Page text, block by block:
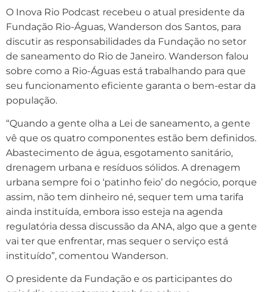
O Inova Rio Podcast recebeu o atual presidente da
Fundação Rio-Águas, Wanderson dos Santos, para
discutir as responsabilidades da Fundação no setor
de saneamento do Rio de Janeiro. Wanderson falou
sobre como a Rio-Águas está trabalhando para que
seu funcionamento eficiente garanta o bem-estar da
população.
“Quando a gente olha a Lei de saneamento, a gente
vê que os quatro componentes estão bem definidos.
Abastecimento de água, esgotamento sanitário,
drenagem urbana e resíduos sólidos. A drenagem
urbana sempre foi o ‘patinho feio’ do negócio, porque
assim, não tem dinheiro né, sequer tem uma tarifa
ainda instituída, embora isso esteja na agenda
regulatória dessa discussão da ANA, algo que a gente
vai ter que enfrentar, mas sequer o serviço está
instituído”, comentou Wanderson.
O presidente da Fundação e os participantes do